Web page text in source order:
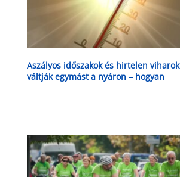
Aszályos időszakok és hirtelen viharok
váltják egymást a nyáron – hogyan